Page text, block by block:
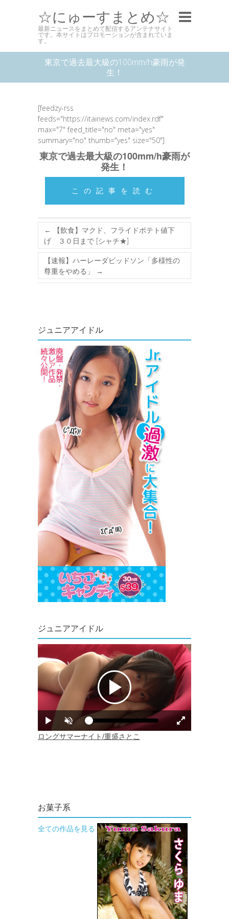
☆にゅーすまとめ☆
最新ニュースをまとめて配信するアンテナサイト
です。本サイトはプロモーションが含まれていま
す。
東京で過去最大級の100mm/h豪雨が発
生！
[feedzy-rss
feeds="https://itainews.com/index.rdf"
max="7" feed_title="no" meta="yes"
summary="no" thumb="yes" size="50"]
東京で過去最大級の100mm/h豪雨が
発生！
この記事を読む
←
【飲食】マクド、フライドポテト値下
げ ３０日まで [シャチ★]
【速報】ハーレーダビッドソン「多様性の
尊重をやめる」
→
ジュニアアイドル
ジュニアアイドル
お菓子系
全ての作品を見る